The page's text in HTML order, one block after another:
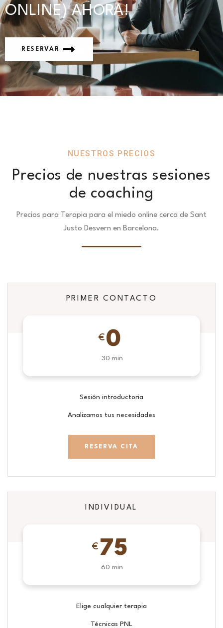
ONLINE) AHORA!
RESERVAR
NUESTROS PRECIOS
Precios de nuestras sesiones
de coaching
Precios para Terapia para el miedo online cerca de Sant
Justo Desvern en Barcelona.
PRIMER CONTACTO
€ 0
30 min
Sesión introductoria
Analizamos tus necesidades
RESERVA CITA
INDIVIDUAL
€ 75
60 min
Elige cualquier terapia
Técnicas PNL